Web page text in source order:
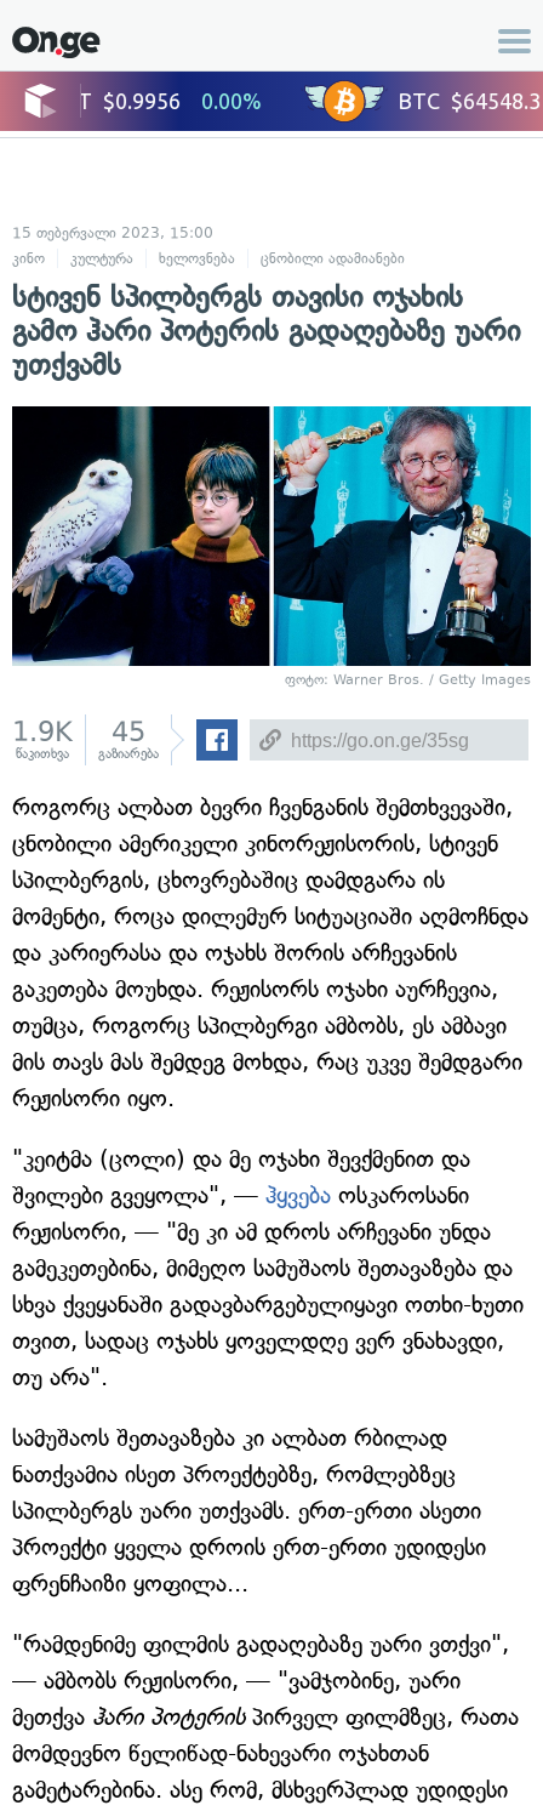
15 თებერვალი 2023, 15:00
კინო
კულტურა ხელოვნება ცნობილი ადამიანები
სტივენ სპილბერგს თავისი ოჯახის
გამო ჰარი პოტერის გადაღებაზე უარი
უთქვამს
ფოტო: Warner Bros. / Getty Images
1.9K
წაკითხვა
45
გაზიარება
როგორც ალბათ ბევრი ჩვენგანის შემთხვევაში,
ცნობილი ამერიკელი კინორეჟისორის, სტივენ
სპილბერგის, ცხოვრებაშიც დამდგარა ის
მომენტი, როცა დილემურ სიტუაციაში აღმოჩნდა
და კარიერასა და ოჯახს შორის არჩევანის
გაკეთება მოუხდა. რეჟისორს ოჯახი აურჩევია,
თუმცა, როგორც სპილბერგი ამბობს, ეს ამბავი
მის თავს მას შემდეგ მოხდა, რაც უკვე შემდგარი
რეჟისორი იყო.
"კეიტმა (ცოლი) და მე ოჯახი შევქმენით და
შვილები გვეყოლა", — ჰყვება ოსკაროსანი
რეჟისორი, — "მე კი ამ დროს არჩევანი უნდა
გამეკეთებინა, მიმეღო სამუშაოს შეთავაზება და
სხვა ქვეყანაში გადავბარგებულიყავი ოთხი-ხუთი
თვით, სადაც ოჯახს ყოველდღე ვერ ვნახავდი,
თუ არა".
სამუშაოს შეთავაზება კი ალბათ რბილად
ნათქვამია ისეთ პროექტებზე, რომლებზეც
სპილბერგს უარი უთქვამს. ერთ-ერთი ასეთი
პროექტი ყველა დროის ერთ-ერთი უდიდესი
ფრენჩაიზი ყოფილა...
"რამდენიმე ფილმის გადაღებაზე უარი ვთქვი",
— ამბობს რეჟისორი, — "ვამჯობინე, უარი
მეთქვა ჰარი პოტერისპირველ ფილმზეც, რათა
მომდევნო წელიწად-ნახევარი ოჯახთან
გამეტარებინა. ასე რომ, მსხვერპლად უდიდესი